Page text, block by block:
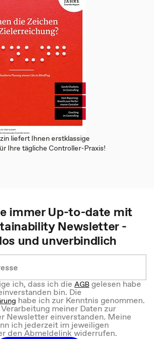
liefert Ihnen erstklassige
Ihre tägliche Controller-Praxis!
immer Up-to-date mit
Newsletter -
und unverbindlich
ich, dass ich dieAGBgelesen habe
bin. Die
habe ich zur Kenntnis genommen.
meiner Daten zur
Newsletter einverstanden. Meine
ich jederzeit im jeweiligen
den Abmeldelink widerrufen.